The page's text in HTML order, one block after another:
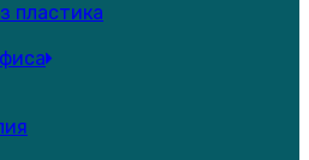
пластика